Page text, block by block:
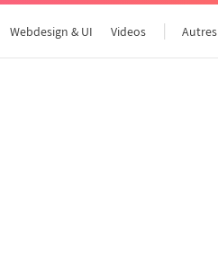
Webdesign & UI Videos Autres